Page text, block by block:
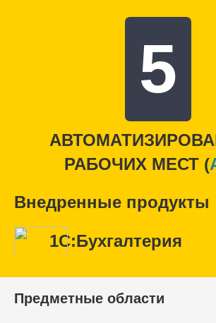
5
РАБОЧИХ МЕСТ (
Внедренные продукты
1С:Бухгалтерия
Предметные области